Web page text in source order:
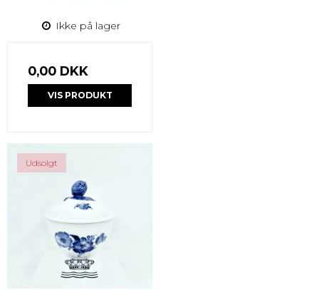
Ikke på lager
0,00 DKK
VIS PRODUKT
Udsolgt